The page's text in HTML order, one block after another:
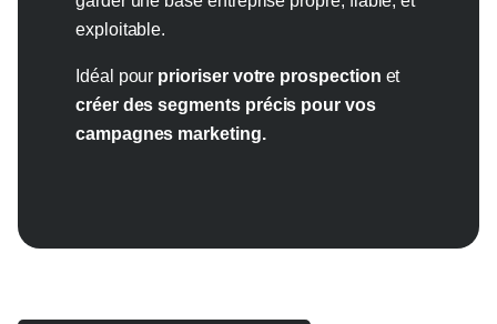
exploitable.
Idéal pour prioriser votre prospection et
créer des segments précis pour vos
campagnes marketing.